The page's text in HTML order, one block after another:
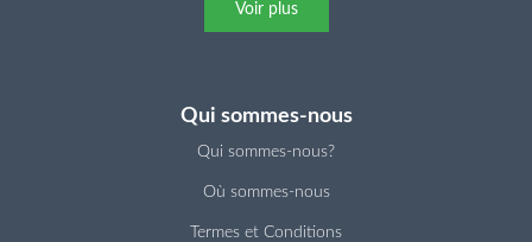
Voir plus
Qui sommes-nous
Qui sommes-nous?
Où sommes-nous
Termes et Conditions